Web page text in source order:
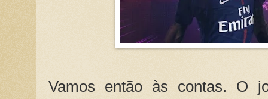
Vamos então às contas. O